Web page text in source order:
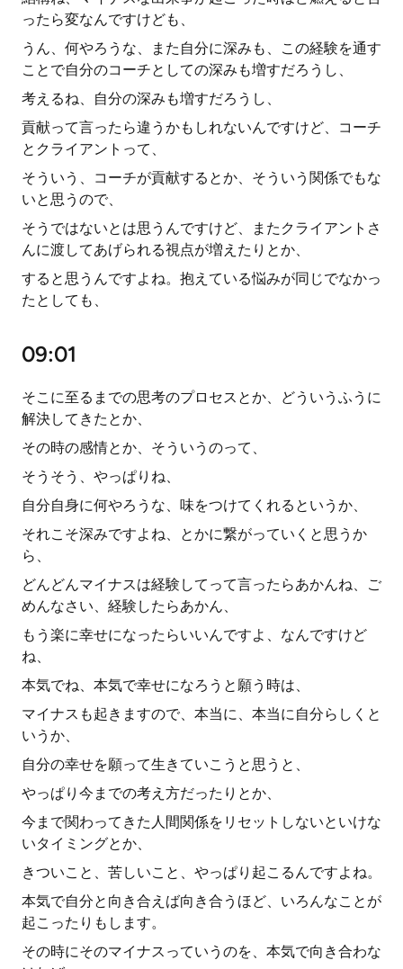
ったら変なんですけども、
うん、何やろうな、また自分に深みも、この経験を通す
ことで自分のコーチとしての深みも増すだろうし、
考えるね、自分の深みも増すだろうし、
貢献って言ったら違うかもしれないんですけど、コーチ
とクライアントって、
そういう、コーチが貢献するとか、そういう関係でもな
いと思うので、
そうではないとは思うんですけど、またクライアントさ
んに渡してあげられる視点が増えたりとか、
すると思うんですよね。抱えている悩みが同じでなかっ
たとしても、
09:01
そこに至るまでの思考のプロセスとか、どういうふうに
解決してきたとか、
その時の感情とか、そういうのって、
そうそう、やっぱりね、
自分自身に何やろうな、味をつけてくれるというか、
それこそ深みですよね、とかに繋がっていくと思うか
ら、
どんどんマイナスは経験してって言ったらあかんね、ご
めんなさい、経験したらあかん、
もう楽に幸せになったらいいんですよ、なんですけど
ね、
本気でね、本気で幸せになろうと願う時は、
マイナスも起きますので、本当に、本当に自分らしくと
いうか、
自分の幸せを願って生きていこうと思うと、
やっぱり今までの考え方だったりとか、
今まで関わってきた人間関係をリセットしないといけな
いタイミングとか、
きついこと、苦しいこと、やっぱり起こるんですよね。
本気で自分と向き合えば向き合うほど、いろんなことが
起こったりもします。
その時にそのマイナスっていうのを、本気で向き合わな